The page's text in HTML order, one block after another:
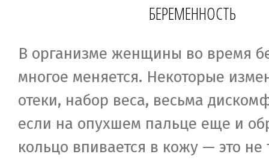
БЕРЕМЕННОСТЬ
В организме женщины во время
многое меняется. Некоторые
отеки, набор веса, весьма
если на опухшем пальце еще и
кольцо впивается в кожу — это не